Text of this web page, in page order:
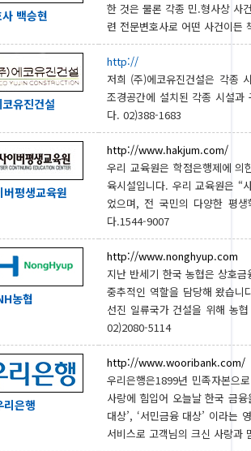
백승현
한 것은 물론 각종 민.형사상 사
련 전문변호사로 어떤 사건이든
유진건설
http://
저희 (주)에코유진건설은 각종
조경공간에 설치된 각종 시설
다. 02)388-1683
버평생교육원
http://www.hakjum.com/
우리 교육원은 학점은행제에 의
육시설입니다. 우리 교육원은 “
었으며, 전 국민의 다양한 평
다.1544-9007
농협
http://www.nonghyup.com
지난 반세기 한국 농협은 상호
중추적인 역할을 담당해 왔습
선진 일류국가 건설을 위해 농
02)2080-5114
리은행
http://www.wooribank.com/
우리은행은1899년 민족자본으
사랑에 힘입어 오늘날 한국 금
대상’, ‘서민금융 대상’ 이라는
서비스로 고객님의 크신 사랑과